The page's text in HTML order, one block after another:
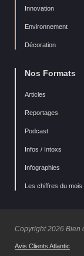
Innovation
Environnement
Décoration
Nos Formats
Articles
Reportages
Podcast
Infos / Intoxs
Infographies
Les chiffres du mois
Copyright 2026 Bien
Avis Clients Atlantic